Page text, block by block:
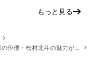
もっと見る
映画『ファーストキス 1ST KISS』でさらに注目の俳優・松村北斗の魅力が詰まった厳選7作品を紹介